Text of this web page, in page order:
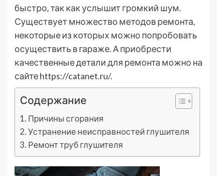
быстро, так как услышит громкий шум.
Существует множество методов ремонта,
некоторые из которых можно попробовать
осуществить в гараже. А приобрести
качественные детали для ремонта можно на
сайте https://catanet.ru/.
Содержание
Причины сгорания
Устранение неисправностей глушителя
Ремонт труб глушителя